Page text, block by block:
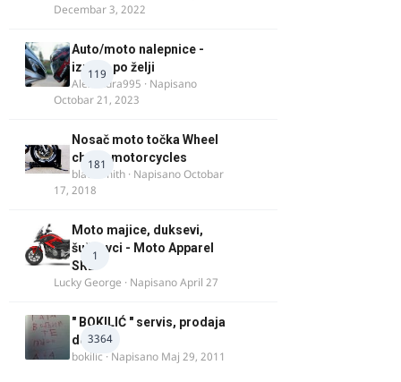
Decembar 3, 2022
119
Auto/moto nalepnice -
izrada po želji
Alexandra995 · Napisano
Octobar 21, 2023
181
Nosač moto točka Wheel
chock motorcycles
blacksmith · NapisanoOctobar
17, 2018
1
Moto majice, duksevi,
šuškavci - Moto Apparel
SRB
Lucky George · NapisanoApril 27
3364
" BOKILIĆ " servis, prodaja
delova
bokilic · Napisano Maj 29, 2011